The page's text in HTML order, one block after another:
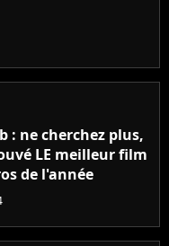
: ne cherchez plus,
LE meilleur film
de l'année